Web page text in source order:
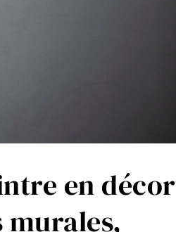
en décor
murales,